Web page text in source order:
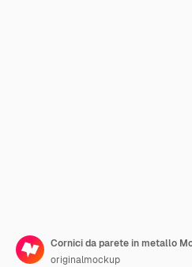
Cornici da parete in metallo
originalmockup